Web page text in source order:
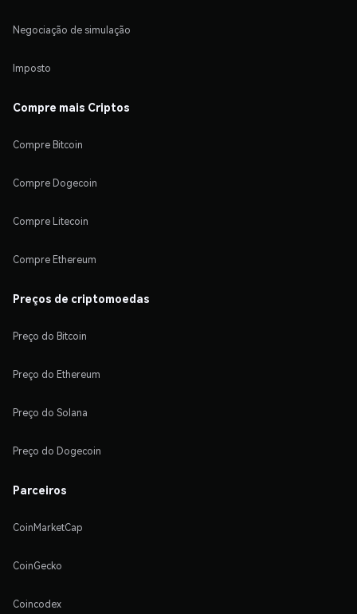
Negociação de simulação
Imposto
Compre mais Criptos
Compre Bitcoin
Compre Dogecoin
Compre Litecoin
Compre Ethereum
Preços de criptomoedas
Preço do Bitcoin
Preço do Ethereum
Preço do Solana
Preço do Dogecoin
Parceiros
CoinMarketCap
CoinGecko
Coincodex